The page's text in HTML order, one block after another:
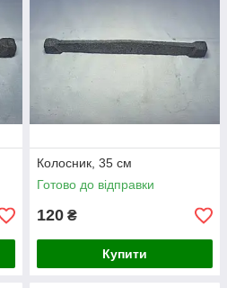
Колосник, 35 см
Готово до відправки
120 ₴
Купити